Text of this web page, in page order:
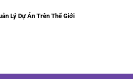
Lý Dự Án Trên Thế Giới